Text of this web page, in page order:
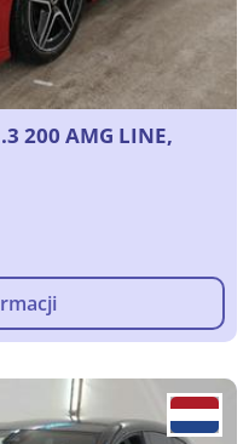
200 AMG LINE,